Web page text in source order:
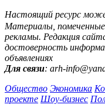
Настоящий ресурс
Материалы,
рекламы. Редакция
достоверность
объявлениях
Для связи: arh-
Общество Экономика
проекте Шоу-бизнес